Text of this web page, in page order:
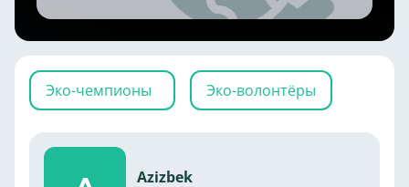
Эко-чемпионы Эко-волонтёры
Azizbek